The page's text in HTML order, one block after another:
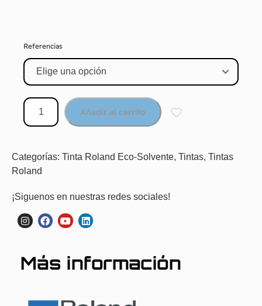
Referencias
Añadir al carrito
Categorías: Tinta Roland Eco-Solvente, Tintas, Tintas
Roland
¡Siguenos en nuestras redes sociales!
Más información